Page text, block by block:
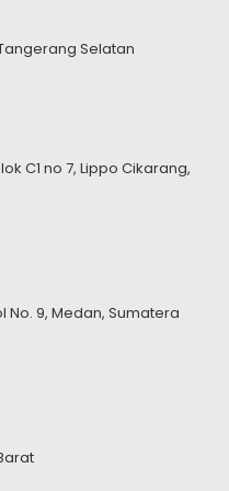
Selatan
C1 no 7, Lippo Cikarang,
No. 9, Medan, Sumatera